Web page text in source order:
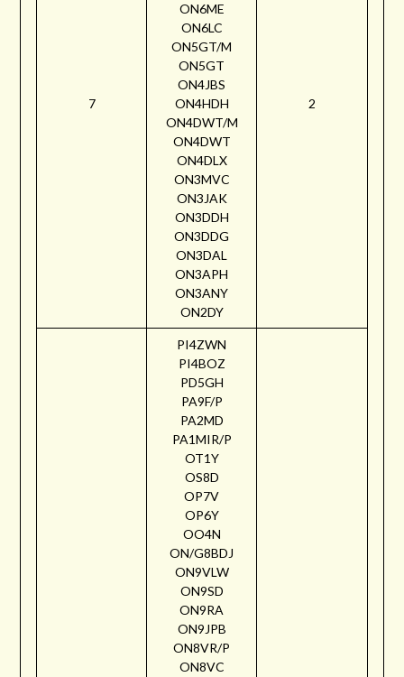
7
ON6ME
ON6LC
ON5GT/M
ON5GT
ON4JBS
ON4HDH
ON4DWT/M
ON4DWT
ON4DLX
ON3MVC
ON3JAK
ON3DDH
ON3DDG
ON3DAL
ON3APH
ON3ANY
ON2DY
2
PI4ZWN
PI4BOZ
PD5GH
PA9F/P
PA2MD
PA1MIR/P
OT1Y
OS8D
OP7V
OP6Y
OO4N
ON/G8BDJ
ON9VLW
ON9SD
ON9RA
ON9JPB
ON8VR/P
ON8VC